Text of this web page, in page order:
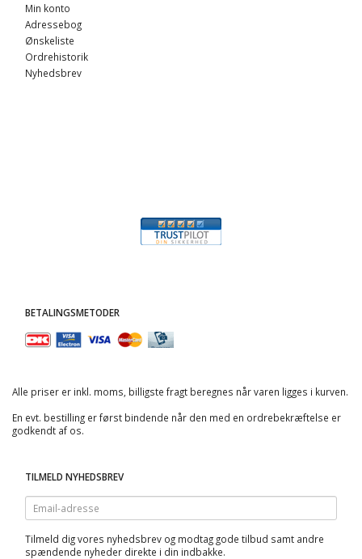
Min konto
Adressebog
Ønskeliste
Ordrehistorik
Nyhedsbrev
BETALINGSMETODER
Alle priser er inkl. moms, billigste fragt beregnes når varen ligges i kurven.
En evt. bestilling er først bindende når den med en ordrebekræftelse er
godkendt af os.
TILMELD NYHEDSBREV
Email-
adresse
Tilmeld dig vores nyhedsbrev og modtag gode tilbud samt andre
spændende nyheder direkte i din indbakke.